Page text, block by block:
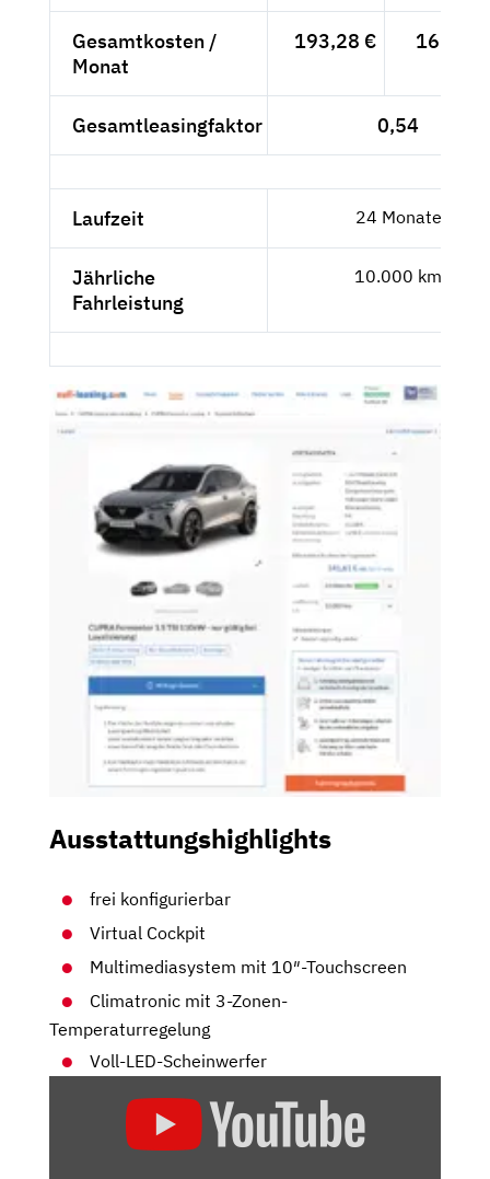
Gesamtkosten /
Monat
193,28 € 162,42
Gesamtleasingfaktor 0,54
Laufzeit 24 Monate
Jährliche
Fahrleistung
10.000 km
Ausstattungshighlights
frei konfigurierbar
Virtual Cockpit
Multimediasystem mit 10″-Touchscreen
Climatronic mit 3-Zonen-
Temperaturregelung
Voll-LED-Scheinwerfer
FORMENTOR